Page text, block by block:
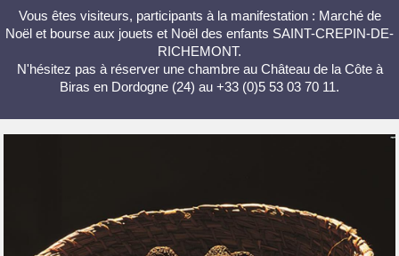
Vous êtes visiteurs, participants à la manifestation : Marché de
Noël et bourse aux jouets et Noël des enfants SAINT-CREPIN-DE-
RICHEMONT.
N'hésitez pas à réserver une chambre au Château de la Côte à
Biras en Dordogne (24) au +33 (0)5 53 03 70 11.